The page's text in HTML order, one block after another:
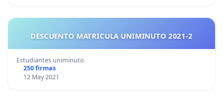
DESCUENTO MATRICULA UNIMINUTO 2021-2
Estudiantes uniminuto
250 firmas
12 May 2021